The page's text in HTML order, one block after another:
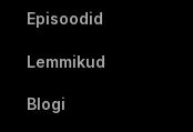
Episoodid
Lemmikud
Blogi